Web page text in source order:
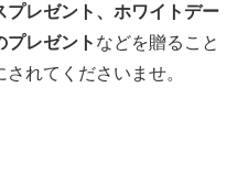
レゼント、ホワイトデー
プレゼント などを贈ること
れてくださいませ。